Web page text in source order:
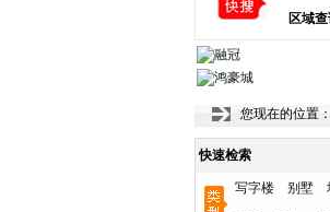
区域查
您现在的位置：
快速检索
写字楼 别墅